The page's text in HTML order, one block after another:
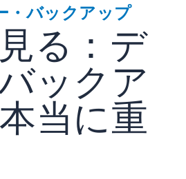
・バックアップ
る：デ
ックア
当に重